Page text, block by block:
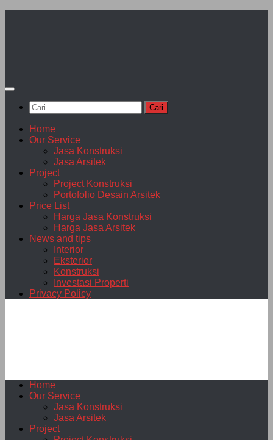
Cari
untuk:
Home
Our Service
Jasa Konstruksi
Jasa Arsitek
Project
Project Konstruksi
Portofolio Desain Arsitek
Price List
Harga Jasa Konstruksi
Harga Jasa Arsitek
News and tips
Interior
Eksterior
Konstruksi
Investasi Properti
Privacy Policy
Home
Our Service
Jasa Konstruksi
Jasa Arsitek
Project